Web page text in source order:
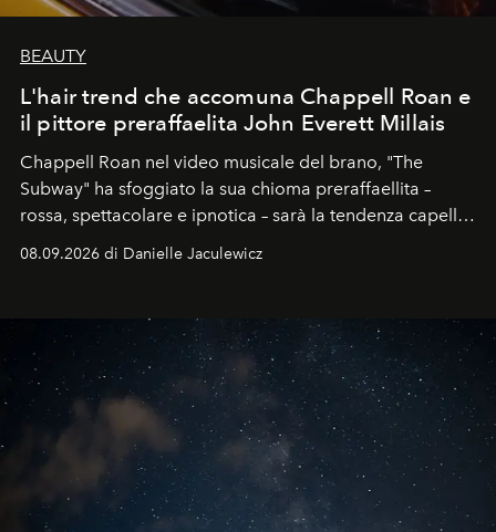
BEAUTY
L'hair trend che accomuna Chappell Roan e
il pittore preraffaelita John Everett Millais
Chappell Roan nel video musicale del brano, "The
Subway" ha sfoggiato la sua chioma preraffaellita –
rossa, spettacolare e ipnotica – sarà la tendenza capelli
08.09.2026 di Danielle Jaculewicz